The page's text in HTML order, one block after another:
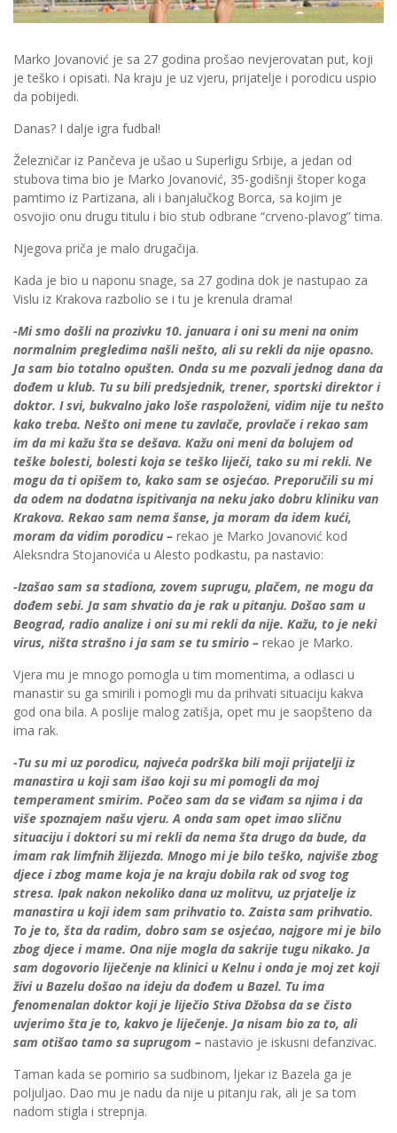
Marko Jovanović je sa 27 godina prošao nevjerovatan put, koji
je teško i opisati. Na kraju je uz vjeru, prijatelje i porodicu uspio
da pobijedi.
Danas? I dalje igra fudbal!
Železničar iz Pančeva je ušao u Superligu Srbije, a jedan od
stubova tima bio je Marko Jovanović, 35-godišnji štoper koga
pamtimo iz Partizana, ali i banjalučkog Borca, sa kojim je
osvojio onu drugu titulu i bio stub odbrane “crveno-plavog” tima.
Njegova priča je malo drugačija.
Kada je bio u naponu snage, sa 27 godina dok je nastupao za
Vislu iz Krakova razbolio se i tu je krenula drama!
-Mi smo došli na prozivku 10. januara i oni su meni na onim
normalnim pregledima našli nešto, ali su rekli da nije opasno.
Ja sam bio totalno opušten. Onda su me pozvali jednog dana da
dođem u klub. Tu su bili predsjednik, trener, sportski direktor i
doktor. I svi, bukvalno jako loše raspoloženi, vidim nije tu nešto
kako treba. Nešto oni mene tu zavlače, provlače i rekao sam
im da mi kažu šta se dešava. Kažu oni meni da bolujem od
teške bolesti, bolesti koja se teško liječi, tako su mi rekli. Ne
mogu da ti opišem to, kako sam se osjećao. Preporučili su mi
da odem na dodatna ispitivanja na neku jako dobru kliniku van
Krakova. Rekao sam nema šanse, ja moram da idem kući,
moram da vidim porodicu – rekao je Marko Jovanović kod
Aleksndra Stojanovića u Alesto podkastu, pa nastavio:
-Izašao sam sa stadiona, zovem suprugu, plačem, ne mogu da
dođem sebi. Ja sam shvatio da je rak u pitanju. Došao sam u
Beograd, radio analize i oni su mi rekli da nije. Kažu, to je neki
virus, ništa strašno i ja sam se tu smirio – rekao je Marko.
Vjera mu je mnogo pomogla u tim momentima, a odlasci u
manastir su ga smirili i pomogli mu da prihvati situaciju kakva
god ona bila. A poslije malog zatišja, opet mu je saopšteno da
ima rak.
-Tu su mi uz porodicu, najveća podrška bili moji prijatelji iz
manastira u koji sam išao koji su mi pomogli da moj
temperament smirim. Počeo sam da se viđam sa njima i da
više spoznajem našu vjeru. A onda sam opet imao sličnu
situaciju i doktori su mi rekli da nema šta drugo da bude, da
imam rak limfnih žlijezda. Mnogo mi je bilo teško, najviše zbog
djece i zbog mame koja je na kraju dobila rak od svog tog
stresa. Ipak nakon nekoliko dana uz molitvu, uz prjatelje iz
manastira u koji idem sam prihvatio to. Zaista sam prihvatio.
To je to, šta da radim, dobro sam se osjećao, najgore mi je bilo
zbog djece i mame. Ona nije mogla da sakrije tugu nikako. Ja
sam dogovorio liječenje na klinici u Kelnu i onda je moj zet koji
živi u Bazelu došao na ideju da dođem u Bazel. Tu ima
fenomenalan doktor koji je liječio Stiva Džobsa da se čisto
uvjerimo šta je to, kakvo je liječenje. Ja nisam bio za to, ali
sam otišao tamo sa suprugom – nastavio je iskusni defanzivac.
Taman kada se pomirio sa sudbinom, ljekar iz Bazela ga je
poljuljao. Dao mu je nadu da nije u pitanju rak, ali je sa tom
nadom stigla i strepnja.